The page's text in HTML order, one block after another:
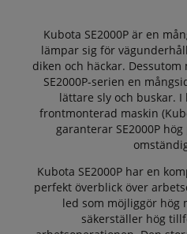
Kubota SE2000P är en
lämpar sig för
diken och häckar.
SE2000P-serien en
lättare sly och buskar.
frontmonterad maskin
garanterar SE2000P
Kubota SE2000P har en
perfekt överblick över
led som möjliggör hög
säkerställer hög